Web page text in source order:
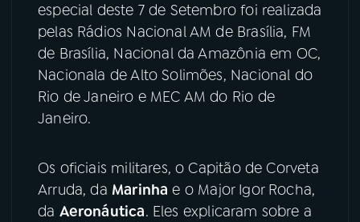
PODCASTS
06 VIDEOCASTS
FESTIVAL DE MÚSICA
especial deste 7 de Setembro foi realizada
pelas Rádios Nacional AM de Brasília, FM
de Brasília, Nacional da Amazônia em OC,
Nacionala de Alto Solimões, Nacional do
Rio de Janeiro e MEC AM do Rio de
Janeiro.
Os oficiais militares, o Capitão de Corveta
Arruda, da Marinha e o Major Igor Rocha,
da Aeronáutica. Eles explicaram sobre a